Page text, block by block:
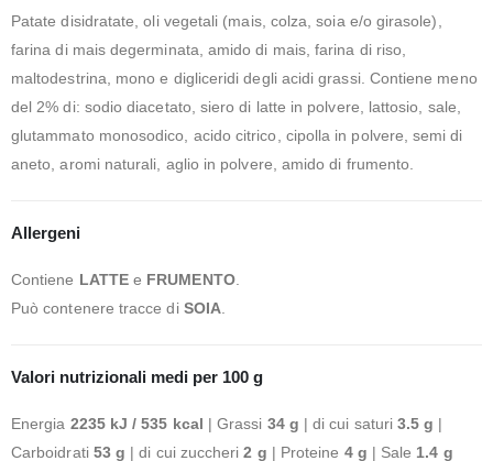
Patate disidratate, oli vegetali (mais, colza, soia e/o girasole),
farina di mais degerminata, amido di mais, farina di riso,
maltodestrina, mono e digliceridi degli acidi grassi. Contiene meno
del 2% di: sodio diacetato, siero di latte in polvere, lattosio, sale,
glutammato monosodico, acido citrico, cipolla in polvere, semi di
aneto, aromi naturali, aglio in polvere, amido di frumento.
Allergeni
Contiene LATTE e FRUMENTO.
Può contenere tracce di SOIA.
Valori nutrizionali medi per 100 g
Energia 2235 kJ / 535 kcal | Grassi 34 g | di cui saturi3.5 g |
Carboidrati 53 g | di cui zuccheri2 g | Proteine 4 g | Sale 1.4 g